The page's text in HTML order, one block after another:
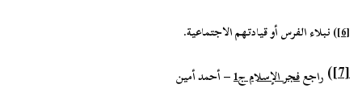
[6]
)نبلاء الفرس أو قيادتهم الاجتماعية.
[7]
) راجعفجر الإسلام ج1 – أحمد أمين